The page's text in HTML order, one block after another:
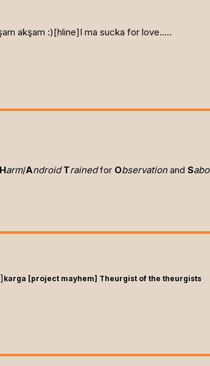
akşam :)[hline]I ma sucka for love.....
Harm/Android Trainedfor Observationand S
karga [project mayhem] Theurgist of the theurgists